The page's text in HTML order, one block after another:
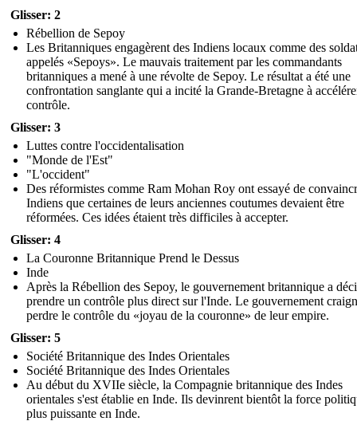
Glisser: 2
Rébellion de Sepoy
Les Britanniques engagèrent des Indiens locaux comme des
appelés «Sepoys». Le mauvais traitement par les commandants
britanniques a mené à une révolte de Sepoy. Le résultat a été une
confrontation sanglante qui a incité la Grande-Bretagne à
contrôle.
Glisser: 3
Luttes contre l'occidentalisation
"Monde de l'Est"
"L'occident"
Des réformistes comme Ram Mohan Roy ont essayé de
Indiens que certaines de leurs anciennes coutumes devaient être
réformées. Ces idées étaient très difficiles à accepter.
Glisser: 4
La Couronne Britannique Prend le Dessus
Inde
Après la Rébellion des Sepoy, le gouvernement britannique a
prendre un contrôle plus direct sur l'Inde. Le gouvernement
perdre le contrôle du «joyau de la couronne» de leur empire.
Glisser: 5
Société Britannique des Indes Orientales
Société Britannique des Indes Orientales
Au début du XVIIe siècle, la Compagnie britannique des Indes
orientales s'est établie en Inde. Ils devinrent bientôt la force
plus puissante en Inde.